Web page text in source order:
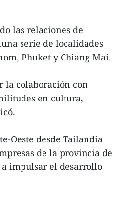
las relaciones de
serie de localidades
Phuket y Chiang Mai.
la colaboración con
en cultura,
Oeste desde Tailandia
de la provincia de
impulsar el desarrollo